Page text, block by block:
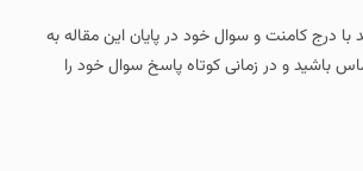
با درج کامنت و سوال خود در پایان این مقاله به
باشید و در زمانی کوتاه پاسخ سوال خود را